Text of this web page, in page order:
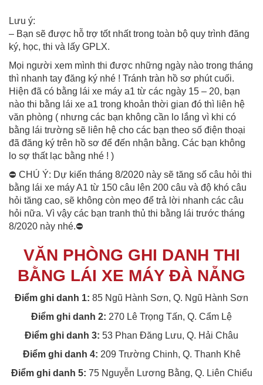
Lưu ý:
– Bạn sẽ được hỗ trợ tốt nhất trong toàn bộ quy trình đăng
ký, học, thi và lấy GPLX.
Mọi người xem mình thi được những ngày nào trong tháng
thì nhanh tay đăng ký nhé ! Tránh tràn hồ sơ phút cuối.
Hiện đã có bằng lái xe máy a1 từ các ngày 15 – 20, bạn
nào thi bằng lái xe a1 trong khoản thời gian đó thì liên hệ
văn phòng ( nhưng các bạn không cần lo lắng vì khi có
bằng lái trường sẽ liên hệ cho các bạn theo số điện thoại
đã đăng ký trên hồ sơ để đến nhận bằng. Các bạn không
lo sợ thất lạc bằng nhé ! )
⛔ CHÚ Ý: Dự kiến tháng 8/2020 này sẽ tăng số câu hỏi thi
bằng lái xe máy A1 từ 150 câu lên 200 câu và độ khó câu
hỏi tăng cao, sẽ không còn mẹo để trả lời nhanh các câu
hỏi nữa. Vì vậy các bạn tranh thủ thi bằng lái trước tháng
8/2020 này nhé.⛔
VĂN PHÒNG GHI DANH THI
BẰNG LÁI XE MÁY ĐÀ NẴNG
Điểm ghi danh 1: 85 Ngũ Hành Sơn, Q. Ngũ Hành Sơn
Điểm ghi danh 2: 270 Lê Trọng Tấn, Q. Cẩm Lệ
Điểm ghi danh 3: 53 Phan Đăng Lưu, Q. Hải Châu
Điểm ghi danh 4: 209 Trường Chinh, Q. Thanh Khê
Điểm ghi danh 5: 75 Nguyễn Lương Bằng, Q. Liên Chiểu